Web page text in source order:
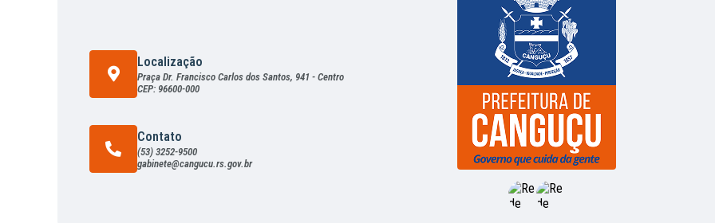
Localização
Praça Dr. Francisco Carlos dos Santos, 941 - Centro
CEP: 96600-000
Contato
(53) 3252-9500
gabinete@cangucu.rs.gov.br